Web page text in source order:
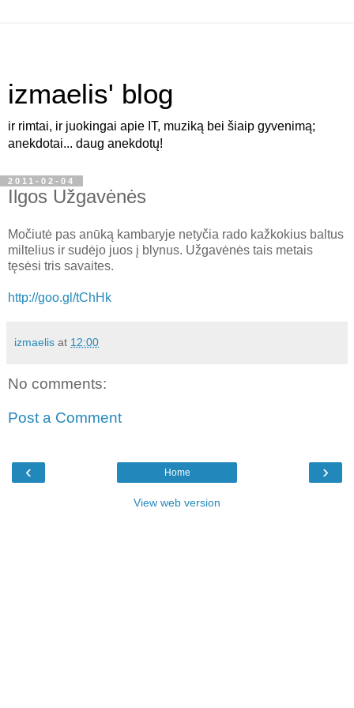
izmaelis' blog
ir rimtai, ir juokingai apie IT, muziką bei šiaip gyvenimą;
anekdotai... daug anekdotų!
2011-02-04
Ilgos Užgavėnės
Močiutė pas anūką kambaryje netyčia rado kažkokius baltus
miltelius ir sudėjo juos į blynus. Užgavėnės tais metais
tęsėsi tris savaites.
http://goo.gl/tChHk
izmaelis at 12:00
No comments:
Post a Comment
‹ ›
Home
View web version